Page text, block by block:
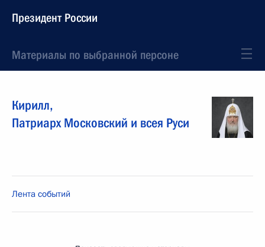
Президент России
Материалы по выбранной персоне
Кирилл,
Патриарх Московский и всея Руси
Лента событий